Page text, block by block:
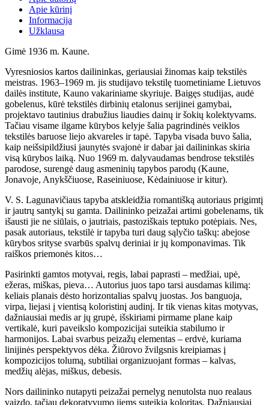
Apie kūrinį
Informacija
Užklausa
Gimė 1936 m. Kaune.
Vyresniosios kartos dailininkas, geriausiai žinomas kaip tekstilės
meistras. 1963–1969 m. jis studijavo tekstilę tuometiniame Lietuvos
dailės institute, Kauno vakariniame skyriuje. Baigęs studijas, audė
gobelenus, kūrė tekstilės dirbinių etalonus serijinei gamybai,
projektavo tautinius drabužius liaudies dainų ir šokių kolektyvams.
Tačiau visame ilgame kūrybos kelyje šalia pagrindinės veiklos
tekstilės baruose liejo akvareles ir tapė. Tapyba visada buvo šalia,
kaip neišsipildžiusi jaunytės svajonė ir dabar jai dailininkas skiria
visą kūrybos laiką. Nuo 1969 m. dalyvaudamas bendrose tekstilės
parodose, surengė daug asmeninių tapybos parodų (Kaune,
Jonavoje, Anykščiuose, Raseiniuose, Kėdainiuose ir kitur).
V. S. Lagunavičiaus tapyba atskleidžia romantišką autoriaus prigimtį
ir jautrų santykį su gamta. Dailininko peizažai artimi gobelenams, tik
išausti jie ne siūlais, o jautriais, pastoziškais teptuko potėpiais. Nes,
pasak autoriaus, tekstilė ir tapyba turi daug sąlyčio taškų: abejose
kūrybos srityse svarbūs spalvų deriniai ir jų komponavimas. Tik
raiškos priemonės kitos…
Pasirinkti gamtos motyvai, regis, labai paprasti – medžiai, upė,
ežeras, miškas, pieva… Autorius juos tapo tarsi ausdamas kilimą:
keliais planais dėsto horizontalias spalvų juostas. Jos banguoja,
virpa, liejasi į vientisą koloristinį audinį. Ir tik vienas kitas motyvas,
dažniausiai medis ar jų grupė, išskiriami pirmame plane kaip
vertikalė, kuri paveikslo kompozicijai suteikia stabilumo ir
harmonijos. Labai svarbus peizažų elementas – erdvė, kuriama
linijinės perspektyvos dėka. Žiūrovo žvilgsnis kreipiamas į
kompozicijos tolumą, subtiliai organizuojant formas – kalvas,
medžių alėjas, miškus, debesis.
Nors dailininko nutapyti peizažai pernelyg nenutolsta nuo realaus
vaizdo, tačiau dekoratyvumo jiems suteikia koloritas. Dažniausiai